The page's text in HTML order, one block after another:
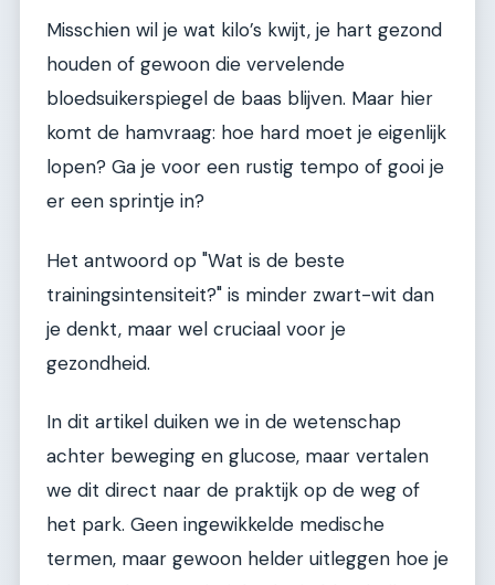
Misschien wil je wat kilo’s kwijt, je hart gezond
houden of gewoon die vervelende
bloedsuikerspiegel de baas blijven. Maar hier
komt de hamvraag: hoe hard moet je eigenlijk
lopen? Ga je voor een rustig tempo of gooi je
er een sprintje in?
Het antwoord op "Wat is de beste
trainingsintensiteit?" is minder zwart-wit dan
je denkt, maar wel cruciaal voor je
gezondheid.
In dit artikel duiken we in de wetenschap
achter beweging en glucose, maar vertalen
we dit direct naar de praktijk op de weg of
het park. Geen ingewikkelde medische
termen, maar gewoon helder uitleggen hoe je